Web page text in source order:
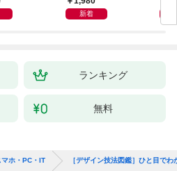
新着
ランキング
無料
マホ・PC・IT ［デザイン技法図鑑］ひと目で